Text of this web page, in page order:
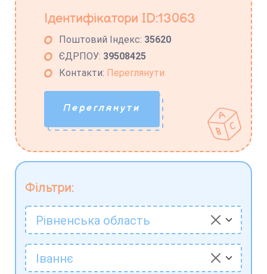
Фільтри:
Рівненська область
Іваннє
Ідентифікатори ID:13063
Поштовий Індекс: 35620
ЄДРПОУ: 39508425
Контакти: Переглянути
Переглянути